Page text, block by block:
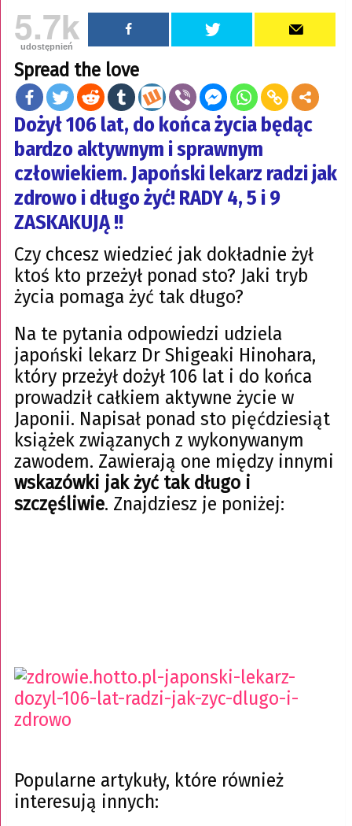
5.7k
udostępnień
Spread the love
Dożył 106 lat, do końca życia będąc
bardzo aktywnym i sprawnym
człowiekiem. Japoński lekarz radzi jak
zdrowo i długo żyć! RADY 4, 5 i 9
ZASKAKUJĄ !!
Czy chcesz wiedzieć jak dokładnie żył
ktoś kto przeżył ponad sto? Jaki tryb
życia pomaga żyć tak długo?
Na te pytania odpowiedzi udziela
japoński lekarz Dr Shigeaki Hinohara,
który przeżył dożył 106 lat i do końca
prowadził całkiem aktywne życie w
Japonii. Napisał ponad sto pięćdziesiąt
książek związanych z wykonywanym
zawodem. Zawierają one między innymi
wskazówki jak żyć tak długo i
szczęśliwie. Znajdziesz je poniżej:
Popularne artykuły, które również
interesują innych: